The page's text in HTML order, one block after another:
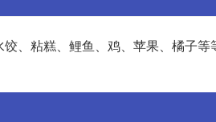
、粘糕、鲤鱼、鸡、苹果、橘子